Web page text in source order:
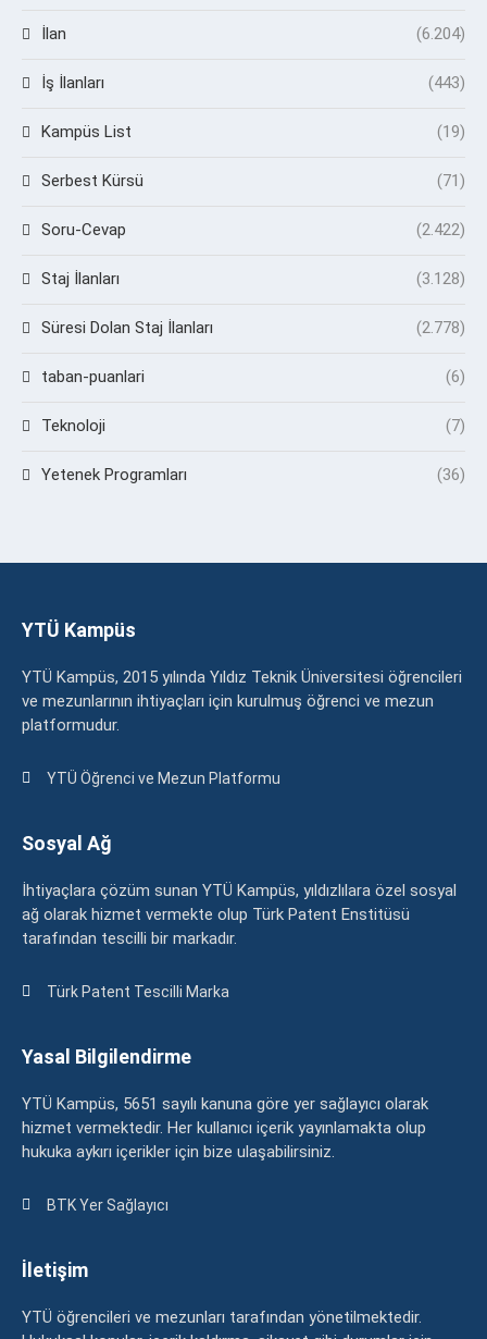
İlan (6.204)
İş İlanları (443)
Kampüs List (19)
Serbest Kürsü (71)
Soru-Cevap (2.422)
Staj İlanları (3.128)
Süresi Dolan Staj İlanları (2.778)
taban-puanlari (6)
Teknoloji (7)
Yetenek Programları (36)
YTÜ Kampüs
YTÜ Kampüs, 2015 yılında Yıldız Teknik Üniversitesi öğrencileri
ve mezunlarının ihtiyaçları için kurulmuş öğrenci ve mezun
platformudur.
YTÜ Öğrenci ve Mezun Platformu
Sosyal Ağ
İhtiyaçlara çözüm sunan YTÜ Kampüs, yıldızlılara özel sosyal
ağ olarak hizmet vermekte olup Türk Patent Enstitüsü
tarafından tescilli bir markadır.
Türk Patent Tescilli Marka
Yasal Bilgilendirme
YTÜ Kampüs, 5651 sayılı kanuna göre yer sağlayıcı olarak
hizmet vermektedir. Her kullanıcı içerik yayınlamakta olup
hukuka aykırı içerikler için bize ulaşabilirsiniz.
BTK Yer Sağlayıcı
İletişim
YTÜ öğrencileri ve mezunları tarafından yönetilmektedir.